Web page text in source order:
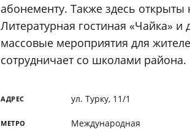
абонементу. Также здесь
Литературная гостиная «Чайка»
массовые мероприятия для
сотрудничает со школами района.
АДРЕС ул. Турку, 11/1
МЕТРО Международная